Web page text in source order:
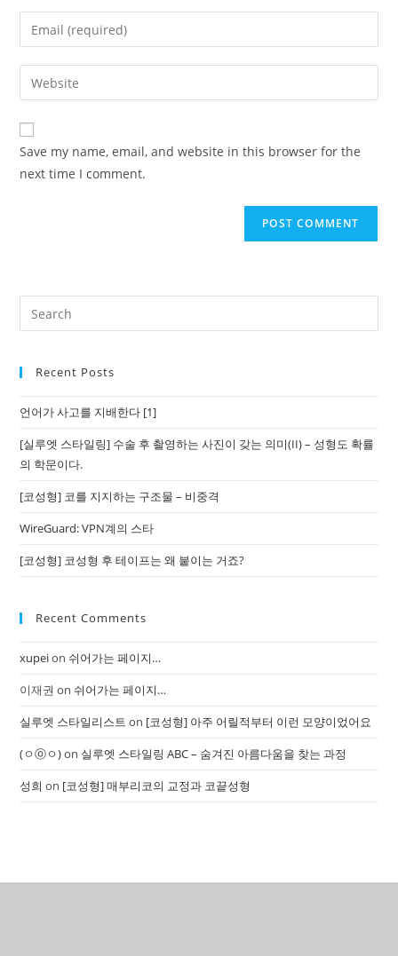
name
comment
Enter
your
email
address
comment
Enter
your
website
URL
(optional)
Save my name, email, and website in this browser for the
next time I comment.
Recent Posts
언어가 사고를 지배한다 [1]
[실루엣 스타일링] 수술 후 촬영하는 사진이 갖는 의미(II) – 성형도 확률
의 학문이다.
[코성형] 코를 지지하는 구조물 – 비중격
WireGuard: VPN계의 스타
[코성형] 코성형 후 테이프는 왜 붙이는 거죠?
Recent Comments
xupeion 쉬어가는 페이지…
이재권 on 쉬어가는 페이지…
실루엣 스타일리스트 on [코성형] 아주 어릴적부터 이런 모양이었어요
(ㅇⓞㅇ)on 실루엣 스타일링 ABC – 숨겨진 아름다움을 찾는 과정
성희 on [코성형] 매부리코의 교정과 코끝성형